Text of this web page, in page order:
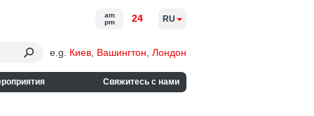
e.g. Киев Вашингтон Лондон
Свяжитесь с нами
am
pm
24 RU